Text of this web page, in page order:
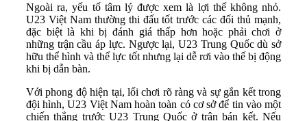
Ngoài ra, yếu tố tâm lý được xem là lợi thế không nhỏ.
U23 Việt Nam thường thi đấu tốt trước các đối thủ mạnh,
đặc biệt là khi bị đánh giá thấp hơn hoặc phải chơi ở
những trận cầu áp lực. Ngược lại, U23 Trung Quốc dù sở
hữu thể hình và thể lực tốt nhưng lại dễ rơi vào thế bị động
khi bị dẫn bàn.
Với phong độ hiện tại, lối chơi rõ ràng và sự gắn kết trong
đội hình, U23 Việt Nam hoàn toàn có cơ sở để tin vào một
chiến thắng trước U23 Trung Quốc ở trận bán kết. Nếu